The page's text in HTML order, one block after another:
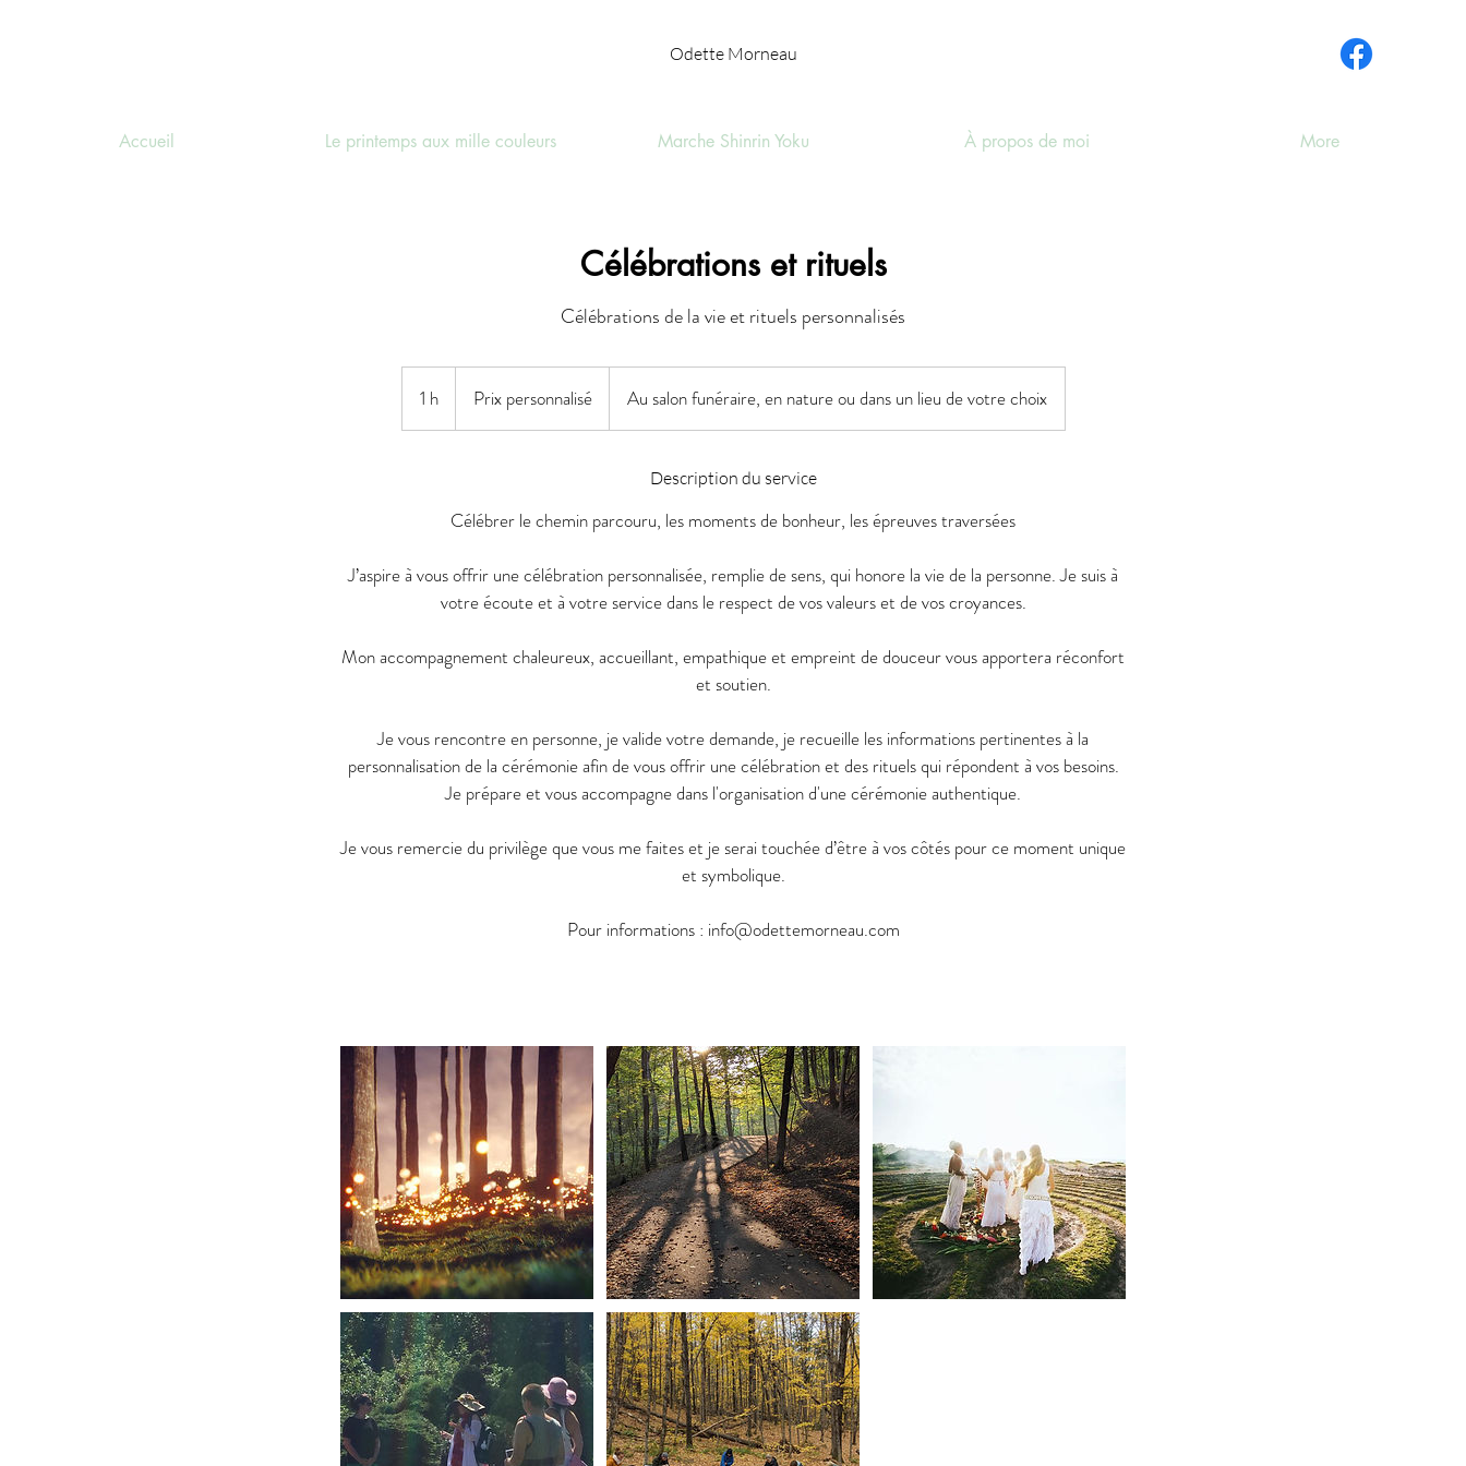
Odette Morneau
Accueil Le printemps aux mille couleurs Marche Shinrin Yoku À propos de moi More
Célébrations et rituels
1 h1 Prix personnalisé Au salon funéraire, en nature ou dans un lieu de votre choix
Description du service
Célébrer le chemin parcouru, les moments de bonheur, les épreuves traversées
J’aspire à vous offrir une célébration personnalisée, remplie de sens, qui honore la vie de la personne. Je suis à
votre écoute et à votre service dans le respect de vos valeurs et de vos croyances.
Mon accompagnement chaleureux, accueillant, empathique et empreint de douceur vous apportera réconfort
et soutien.
Je vous rencontre en personne, je valide votre demande, je recueille les informations pertinentes à la
personnalisation de la cérémonie afin de vous offrir une célébration et des rituels qui répondent à vos besoins.
Je prépare et vous accompagne dans l'organisation d'une cérémonie authentique.
Je vous remercie du privilège que vous me faites et je serai touchée d’être à vos côtés pour ce moment unique
et symbolique.
Pour informations : info@odettemorneau.com